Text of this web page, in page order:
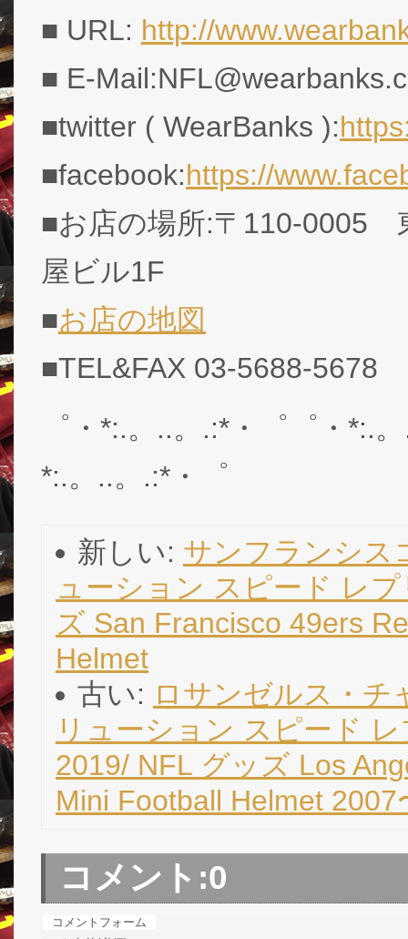
■ URL: http://
■ E-
■twitter ( WearBanks ):
■facebook:https://
■お店の場所:〒110-0005
屋ビル1F
■お店の地図
■TEL&FAX 03-5688-5678
゜・*:.。..。.:*・゜゜・*:.
*:.。..。.:*・゜
新しい: サンフランシス
ューション スピード レ
ズ San Francisco 49ers
Helmet
古い: ロサンゼルス・チ
リューション スピード
2019/ NFL グッズ Los
Mini Football Helmet 2007
コメント:0
コメントフォーム